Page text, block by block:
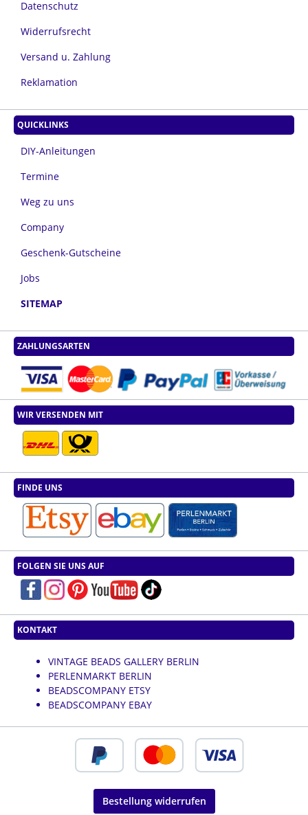
Datenschutz
Widerrufsrecht
Versand u. Zahlung
Reklamation
QUICKLINKS
DIY-Anleitungen
Termine
Weg zu uns
Company
Geschenk-Gutscheine
Jobs
SITEMAP
ZAHLUNGSARTEN
WIR VERSENDEN MIT
FINDE UNS
FOLGEN SIE UNS AUF
KONTAKT
VINTAGE BEADS GALLERY BERLIN
PERLENMARKT BERLIN
BEADSCOMPANY ETSY
BEADSCOMPANY EBAY
Bestellung widerrufen